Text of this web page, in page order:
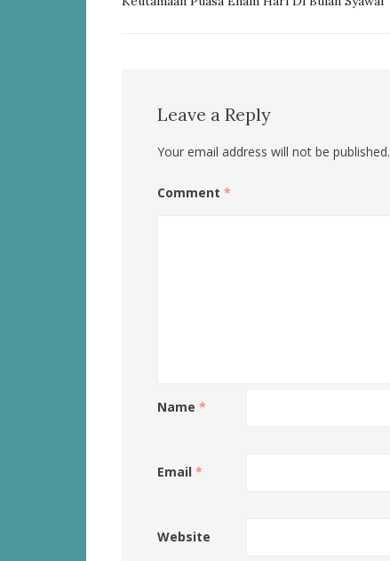
Leave a Reply
Your email address will not be published.
Comment *
Name *
Email *
Website